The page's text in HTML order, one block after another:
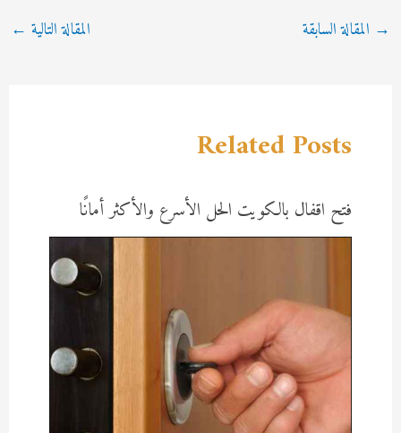
Post
→ المقالة السابقة المقالة التالية ←
Related Posts
فتح اقفال بالكويت الحل الأسرع والأكثر أمانًا